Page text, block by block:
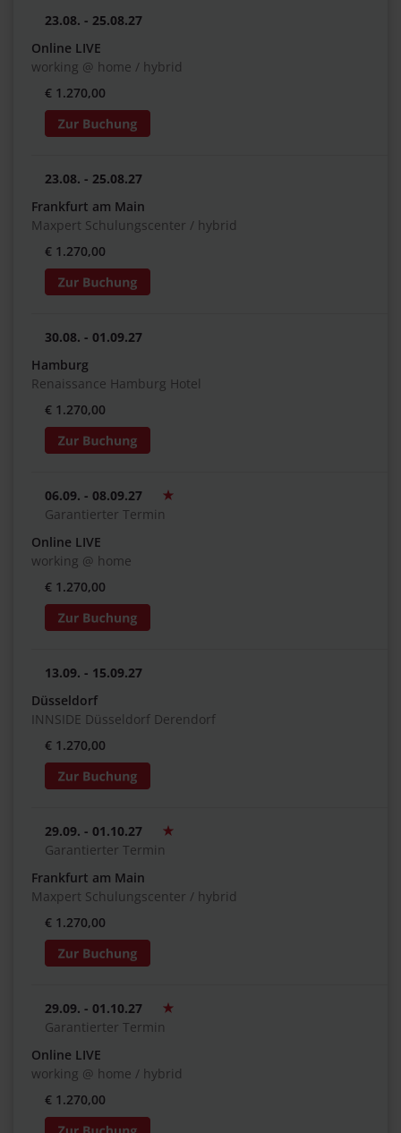
23.08. - 25.08.27
Online LIVE
working @ home / hybrid
€ 1.270,00
23.08. - 25.08.27
Frankfurt am Main
Maxpert Schulungscenter / hybrid
€ 1.270,00
30.08. - 01.09.27
Hamburg
Renaissance Hamburg Hotel
€ 1.270,00
06.09. - 08.09.27
Garantierter Termin
Online LIVE
working @ home
€ 1.270,00
13.09. - 15.09.27
Düsseldorf
INNSIDE Düsseldorf Derendorf
€ 1.270,00
29.09. - 01.10.27
Garantierter Termin
Frankfurt am Main
Maxpert Schulungscenter / hybrid
€ 1.270,00
29.09. - 01.10.27
Garantierter Termin
Online LIVE
working @ home / hybrid
€ 1.270,00